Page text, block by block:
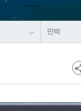
민박